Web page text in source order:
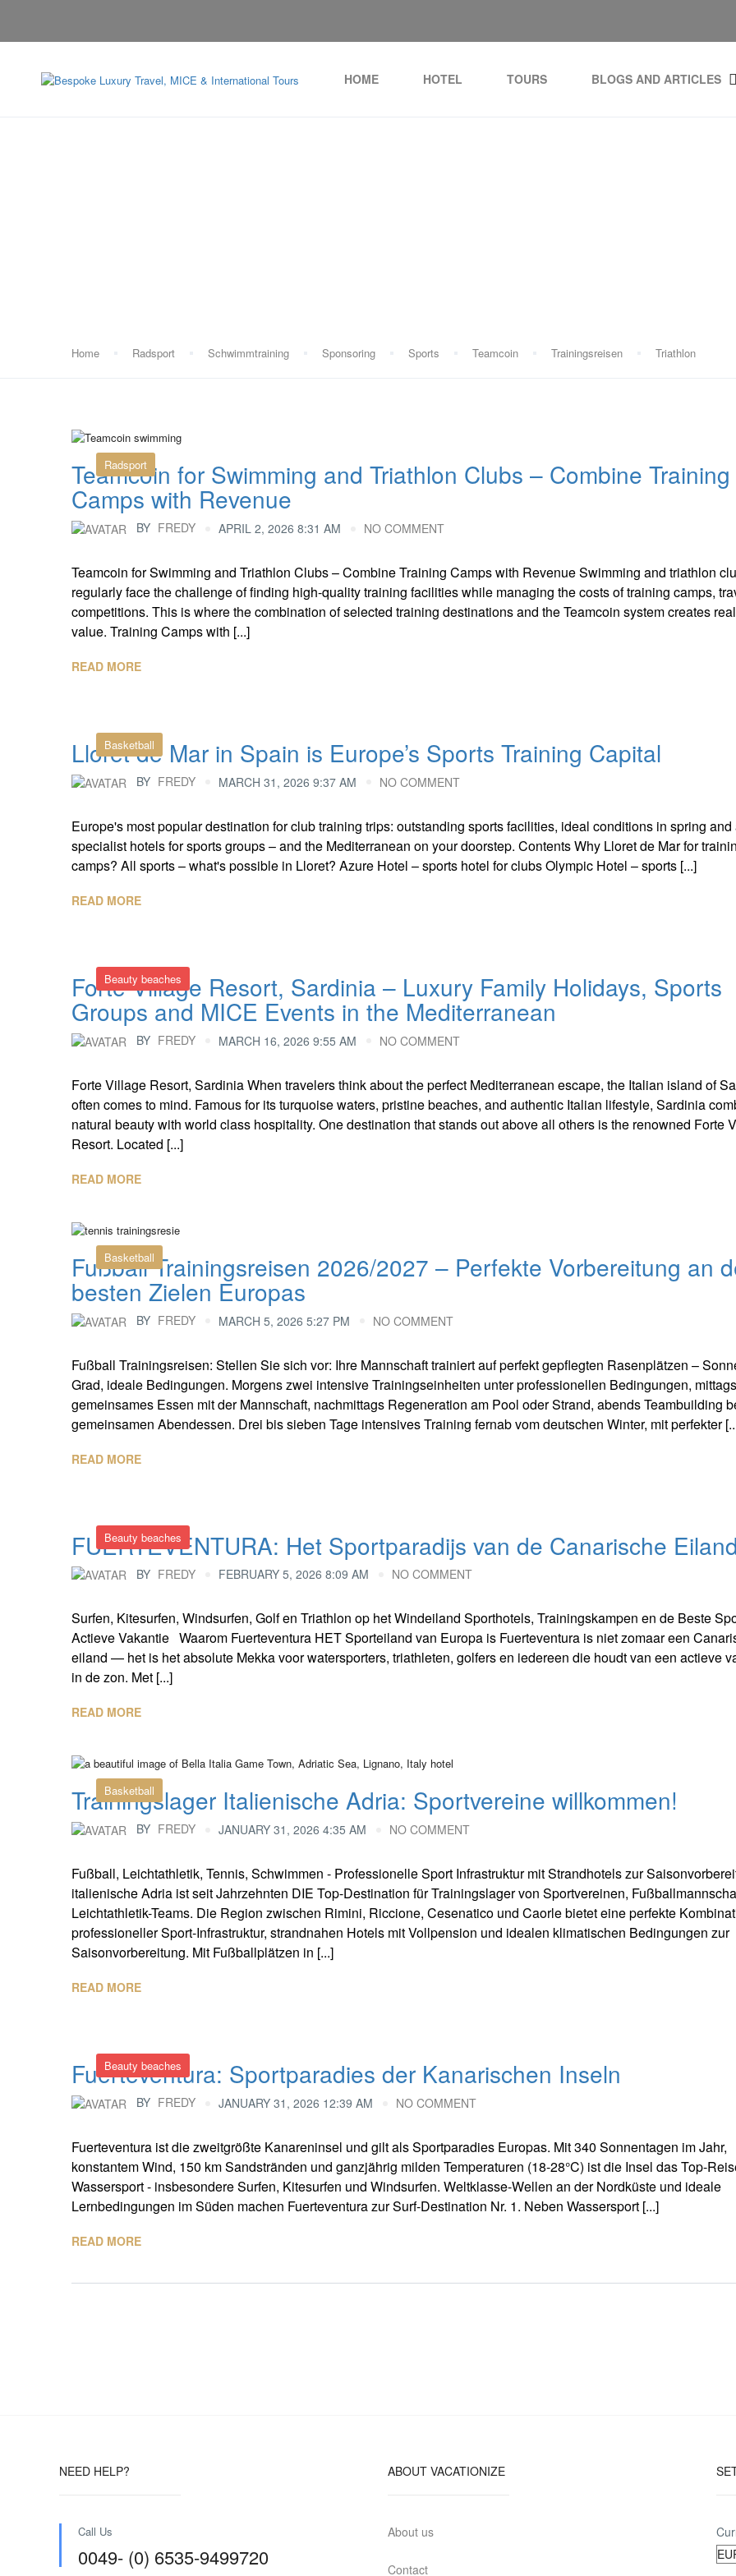
HOME HOTEL TOURS BLOGS AND ARTICLES
Home Radsport Schwimmtraining Sponsoring Sports Teamcoin Trainingsreisen Triathlon
Radsport
Teamcoin for Swimming and Triathlon Clubs – Combine Training
Camps with Revenue
BY FREDY APRIL 2, 2026 8:31 AM NO COMMENT
Teamcoin for Swimming and Triathlon Clubs – Combine Training Camps with Revenue Swimming and triathlon
regularly face the challenge of finding high-quality training facilities while managing the costs of training camps,
competitions. This is where the combination of selected training destinations and the Teamcoin system creates
value. Training Camps with [...]
READ MORE
Basketball
Lloret de Mar in Spain is Europe’s Sports Training Capital
BY FREDY MARCH 31, 2026 9:37 AM NO COMMENT
Europe's most popular destination for club training trips: outstanding sports facilities, ideal conditions in spring and
specialist hotels for sports groups – and the Mediterranean on your doorstep. Contents Why Lloret de Mar for
camps? All sports – what's possible in Lloret? Azure Hotel – sports hotel for clubs Olympic Hotel – sports [...]
READ MORE
Beauty beaches
Forte Village Resort, Sardinia – Luxury Family Holidays, Sports
Groups and MICE Events in the Mediterranean
BY FREDY MARCH 16, 2026 9:55 AM NO COMMENT
Forte Village Resort, Sardinia When travelers think about the perfect Mediterranean escape, the Italian island of
often comes to mind. Famous for its turquoise waters, pristine beaches, and authentic Italian lifestyle, Sardinia
natural beauty with world class hospitality. One destination that stands out above all others is the renowned Forte
Resort. Located [...]
READ MORE
Basketball
Fußball Trainingsreisen 2026/2027 – Perfekte Vorbereitung an
besten Zielen Europas
BY FREDY MARCH 5, 2026 5:27 PM NO COMMENT
Fußball Trainingsreisen: Stellen Sie sich vor: Ihre Mannschaft trainiert auf perfekt gepflegten Rasenplätzen –
Grad, ideale Bedingungen. Morgens zwei intensive Trainingseinheiten unter professionellen Bedingungen, mittags
gemeinsames Essen mit der Mannschaft, nachmittags Regeneration am Pool oder Strand, abends Teambuilding
gemeinsamen Abendessen. Drei bis sieben Tage intensives Training fernab vom deutschen Winter, mit perfekter
READ MORE
Beauty beaches
FUERTEVENTURA: Het Sportparadijs van de Canarische
BY FREDY FEBRUARY 5, 2026 8:09 AM NO COMMENT
Surfen, Kitesurfen, Windsurfen, Golf en Triathlon op het Windeiland Sporthotels, Trainingskampen en de Beste
Actieve Vakantie Waarom Fuerteventura HET Sporteiland van Europa is Fuerteventura is niet zomaar een
eiland — het is het absolute Mekka voor watersporters, triathleten, golfers en iedereen die houdt van een actieve
in de zon. Met [...]
READ MORE
Basketball
Trainingslager Italienische Adria: Sportvereine willkommen!
BY FREDY JANUARY 31, 2026 4:35 AM NO COMMENT
Fußball, Leichtathletik, Tennis, Schwimmen - Professionelle Sport Infrastruktur mit Strandhotels zur
italienische Adria ist seit Jahrzehnten DIE Top-Destination für Trainingslager von Sportvereinen,
Leichtathletik-Teams. Die Region zwischen Rimini, Riccione, Cesenatico und Caorle bietet eine perfekte
professioneller Sport-Infrastruktur, strandnahen Hotels mit Vollpension und idealen klimatischen Bedingungen zur
Saisonvorbereitung. Mit Fußballplätzen in [...]
READ MORE
Beauty beaches
Fuerteventura: Sportparadies der Kanarischen Inseln
BY FREDY JANUARY 31, 2026 12:39 AM NO COMMENT
Fuerteventura ist die zweitgrößte Kanareninsel und gilt als Sportparadies Europas. Mit 340 Sonnentagen im Jahr,
konstantem Wind, 150 km Sandstränden und ganzjährig milden Temperaturen (18-28°C) ist die Insel das Top-
Wassersport - insbesondere Surfen, Kitesurfen und Windsurfen. Weltklasse-Wellen an der Nordküste und ideale
Lernbedingungen im Süden machen Fuerteventura zur Surf-Destination Nr. 1. Neben Wassersport [...]
READ MORE
NEED HELP?
Call Us
0049- (0) 6535-9499720
ABOUT VACATIONIZE
About us
Contact